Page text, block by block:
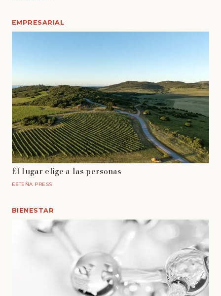
EMPRESARIAL
El lugar elige a las personas
ESTEÑA PRESS
BIENESTAR